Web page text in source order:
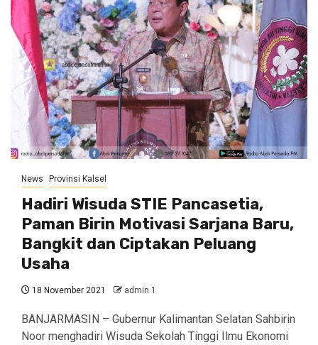
News Provinsi Kalsel
Hadiri Wisuda STIE Pancasetia,
Paman Birin Motivasi Sarjana Baru,
Bangkit dan Ciptakan Peluang
Usaha
18 November 2021 admin 1
BANJARMASIN – Gubernur Kalimantan Selatan Sahbirin
Noor menghadiri Wisuda Sekolah Tinggi Ilmu Ekonomi